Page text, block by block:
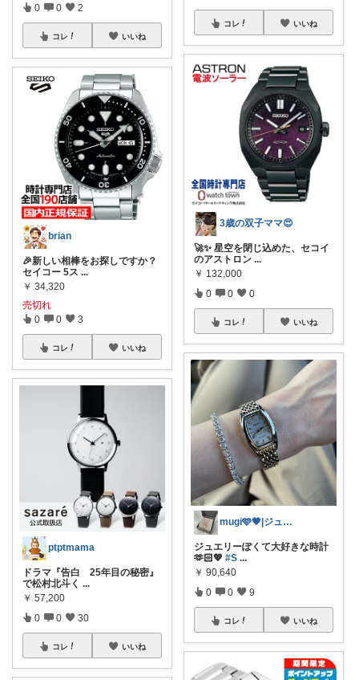
0 0 2
コレ いいね
brian
🎉新しい相棒をお探しですか？
セイコー 5ス ...
￥ 34,320
売切れ
0 0 3
コレ いいね
ptptmama
ドラマ『告白 25年目の秘密』
で松村北斗く ...
￥ 57,200
0 0 30
コレ いいね
コレ いいね
3歳の双子ママ😍
🚀✨ 星空を閉じ込めた、セコイ
のアストロン ...
￥ 132,000
0 0 0
コレ いいね
mugi🩵🤎|ジュエリー収集備忘録
ジュエリーぽくて大好きな時計
🫶🏻💖 #S ...
￥ 90,640
0 0 9
コレ いいね